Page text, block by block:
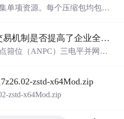
时变及非线性水下环境中的自
控制器的比例、积分和微分参
响应速度、超调量等性能指标
真实验验证了该复合控制策略
习在智能水下装备自主控制领
编程能力的研究生、科研
单项资源。每个压缩包均包含
说明、功能清单、MIT License
可直接运行，零第三方运行
顶刊复现：排污权交易机制是否提高了企业全要素生产率 -来自中国上市公司的证据（论文+数据）
箝位（ANPC）三电平并网逆
略。通过深入分析ANPC三电
点电位可控性及输出谐波低等
zstd-x64Mod.zip
zstd-x64Mod.zip